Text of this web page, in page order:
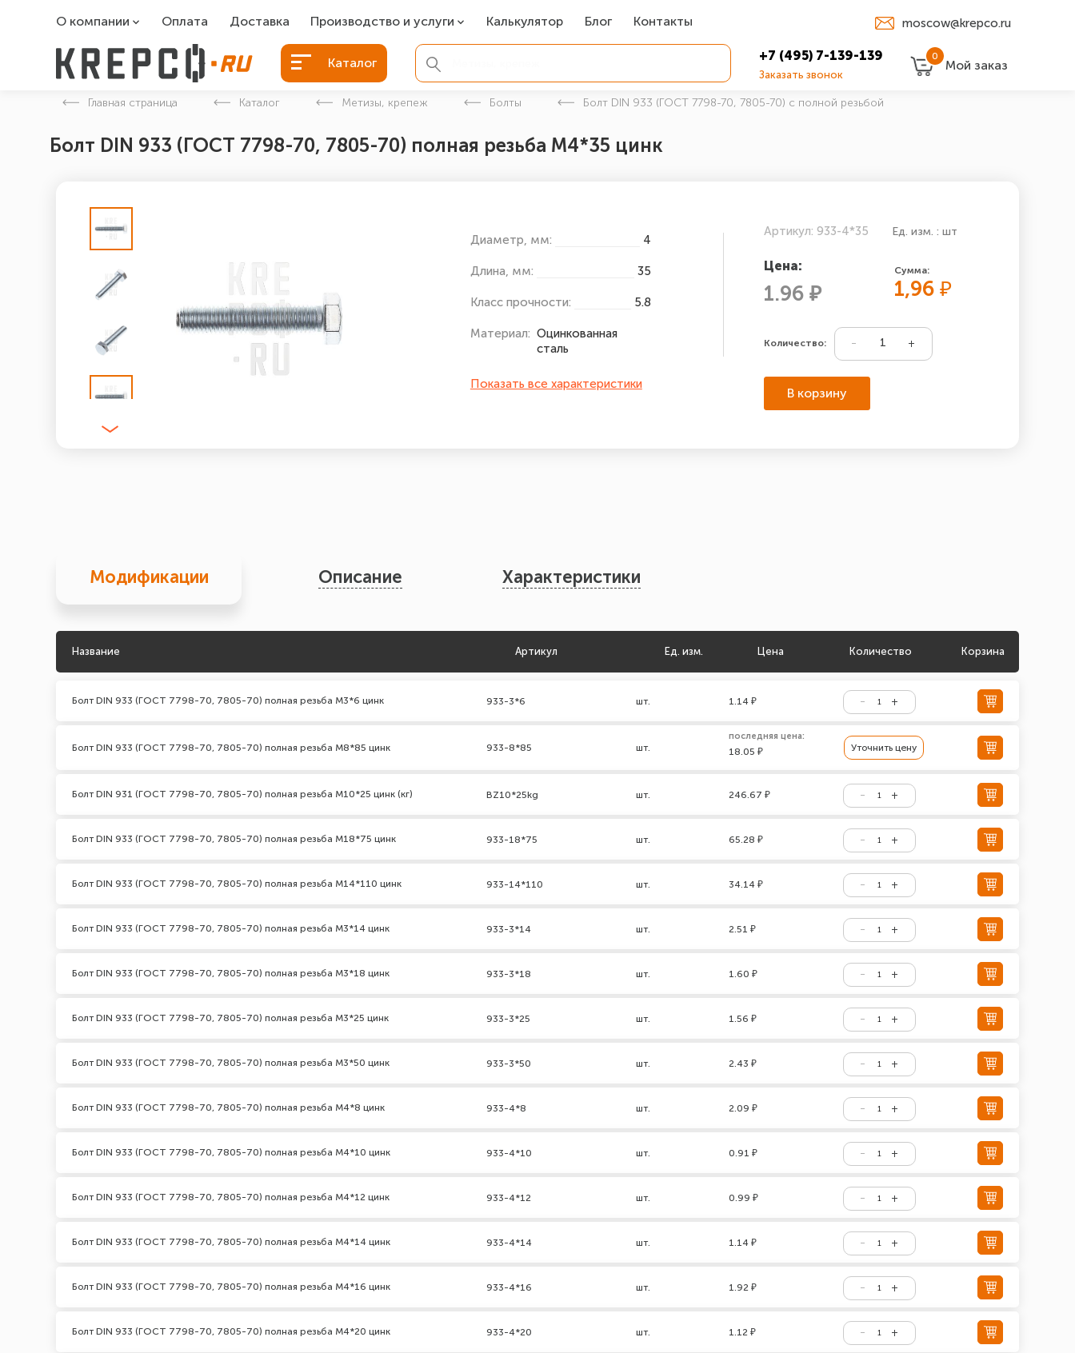
О компании
О компании
Оплата Доставка Производство и услуги
Болты БСР
Болты для фундамента
Закладные детали
Калькулятор Блог Контакты moscow@krepco.ru
Каталог +7 (495) 7-139-139
Заказать звонок
0
Мой заказ
Главная страница Каталог Метизы, крепеж Болты Болт DIN 933 (ГОСТ 7798-70, 7805-70) с полной резьбой
Болт DIN 933 (ГОСТ 7798-70, 7805-70) полная резьба М4*35 цинк
Диаметр, мм: 4
Длина, мм: 35
Класс прочности: 5.8
Материал: Оцинкованная
сталь
Показать все характеристики
Артикул: 933-4*35 Ед. изм. : шт
Цена:
1.96 ₽
Сумма:
1,96₽
Количество:
В корзину
Модификации Описание Характеристики
Название Артикул Ед. изм. Цена Количество Корзина
Болт DIN 933 (ГОСТ 7798-70, 7805-70) полная резьба М3*6 цинк 933-3*6 шт. 1.14 ₽
Болт DIN 933 (ГОСТ 7798-70, 7805-70) полная резьба М8*85 цинк 933-8*85 шт.
последняя цена:
18.05 ₽ Уточнить цену
Болт DIN 931 (ГОСТ 7798-70, 7805-70) полная резьба М10*25 цинк (кг) BZ10*25kg шт. 246.67 ₽
Болт DIN 933 (ГОСТ 7798-70, 7805-70) полная резьба М18*75 цинк 933-18*75 шт. 65.28 ₽
Болт DIN 933 (ГОСТ 7798-70, 7805-70) полная резьба М14*110 цинк 933-14*110 шт. 34.14 ₽
Болт DIN 933 (ГОСТ 7798-70, 7805-70) полная резьба М3*14 цинк 933-3*14 шт. 2.51 ₽
Болт DIN 933 (ГОСТ 7798-70, 7805-70) полная резьба М3*18 цинк 933-3*18 шт. 1.60 ₽
Болт DIN 933 (ГОСТ 7798-70, 7805-70) полная резьба М3*25 цинк 933-3*25 шт. 1.56 ₽
Болт DIN 933 (ГОСТ 7798-70, 7805-70) полная резьба М3*50 цинк 933-3*50 шт. 2.43 ₽
Болт DIN 933 (ГОСТ 7798-70, 7805-70) полная резьба М4*8 цинк 933-4*8 шт. 2.09 ₽
Болт DIN 933 (ГОСТ 7798-70, 7805-70) полная резьба М4*10 цинк 933-4*10 шт. 0.91 ₽
Болт DIN 933 (ГОСТ 7798-70, 7805-70) полная резьба М4*12 цинк 933-4*12 шт. 0.99 ₽
Болт DIN 933 (ГОСТ 7798-70, 7805-70) полная резьба М4*14 цинк 933-4*14 шт. 1.14 ₽
Болт DIN 933 (ГОСТ 7798-70, 7805-70) полная резьба М4*16 цинк 933-4*16 шт. 1.92 ₽
Болт DIN 933 (ГОСТ 7798-70, 7805-70) полная резьба М4*20 цинк 933-4*20 шт. 1.12 ₽